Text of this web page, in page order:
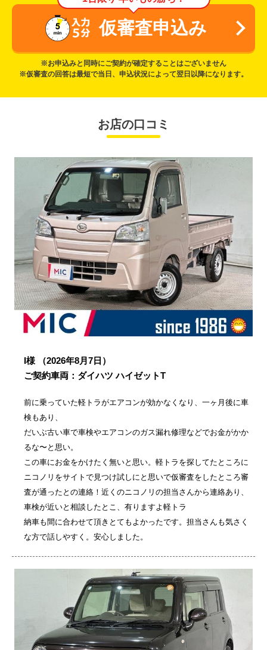
仮審査申込み
※お申込みと同時にご契約が確定することはございません
※仮審査の回答は最短で当日、申込状況によって翌日以降になります。
お店の口コミ
I様
（2026年8月7日）
ご契約車両：ダイハツ ハイゼットT
前に乗っていた軽トラがエアコンが効かなくなり、一ヶ月後に車
検もあり、
だいぶ古い車で車検やエアコンのガス漏れ修理などでお金がかか
るな〜と思い。
この車にお金をかけたく無いと思い。軽トラを探してたところに
ニコノリをサイトで見つけ試しにと思いで仮審査をしたところ審
査が通ったとの連絡！近くのニコノリの担当さんから連絡あり、
車検が近いと相談したとこ、有りますよ軽トラ
納車も間に合わせて頂きとてもよかったです。担当さんも気さく
な方で話しやすく。安心しました。